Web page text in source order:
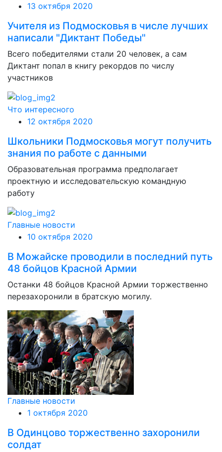
13 октября 2020
Учителя из Подмосковья в числе лучших
написали "Диктант Победы"
Всего победителями стали 20 человек, а сам
Диктант попал в книгу рекордов по числу
участников
Что интересного
12 октября 2020
Школьники Подмосковья могут получить
знания по работе с данными
Образовательная программа предполагает
проектную и исследовательскую командную
работу
Главные новости
10 октября 2020
В Можайске проводили в последний путь
48 бойцов Красной Армии
Останки 48 бойцов Красной Армии торжественно
перезахоронили в братскую могилу.
Главные новости
1 октября 2020
В Одинцово торжественно захоронили
солдат